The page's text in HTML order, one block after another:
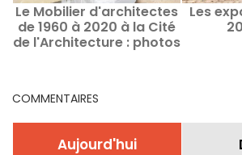
Le Mobilier d'architectes
de 1960 à 2020 à la Cité
de l'Architecture : photos
Les
COMMENTAIRES
Aujourd'hui